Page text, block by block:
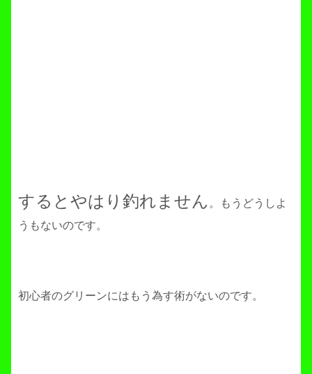
するとやはり釣れません 。もうどうしよ
うもないのです。
初心者のグリーンにはもう為す術がないのです。